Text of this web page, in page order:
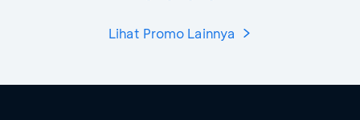
Lihat Promo Lainnya